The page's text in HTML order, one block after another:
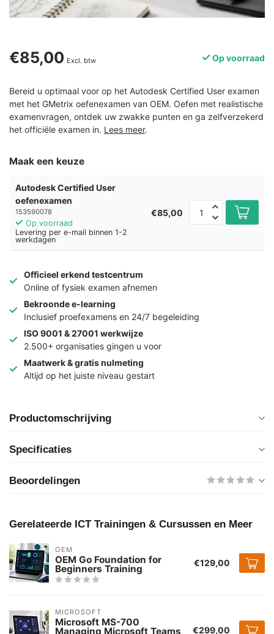
€85,00 Excl. btw Op voorraad
Bereid u optimaal voor op het Autodesk Certified User examen
met het GMetrix oefenexamen van OEM. Oefen met realistische
examenvragen, ontdek uw zwakke punten en ga zelfverzekerd
het officiële examen in. Lees meer.
Maak een keuze
Autodesk Certified User
oefenexamen
153590078
Op voorraad
Levering per e-mail binnen 1-2
werkdagen
€85,00
Officieel erkend testcentrum
Online of fysiek examen afnemen
Bekroonde e-learning
Inclusief proefexamens en 24/7 begeleiding
ISO 9001 & 27001 werkwijze
2.500+ organisaties gingen u voor
Maatwerk & gratis nulmeting
Altijd op het juiste niveau gestart
Productomschrijving
Specificaties
Beoordelingen
Gerelateerde ICT Trainingen & Cursussen en Meer
OEM
OEM Go Foundation for
Beginners Training €129,00
MICROSOFT
Microsoft MS-700
Managing Microsoft Teams €299,00